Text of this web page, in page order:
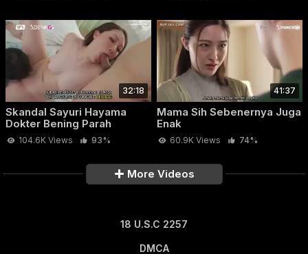
32:18
Skandal Sayuri Hayama
Dokter Bening Parah
104.6K Views 93%
41:37
Mama Sih Sebenernya Juga
Enak
60.9K Views 74%
More Videos
18 U.S.C 2257
DMCA